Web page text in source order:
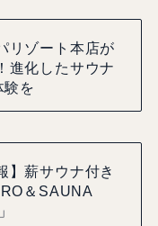
リゾート本店が
進化したサウナ
験を
】薪サウナ付き
＆SAUNA